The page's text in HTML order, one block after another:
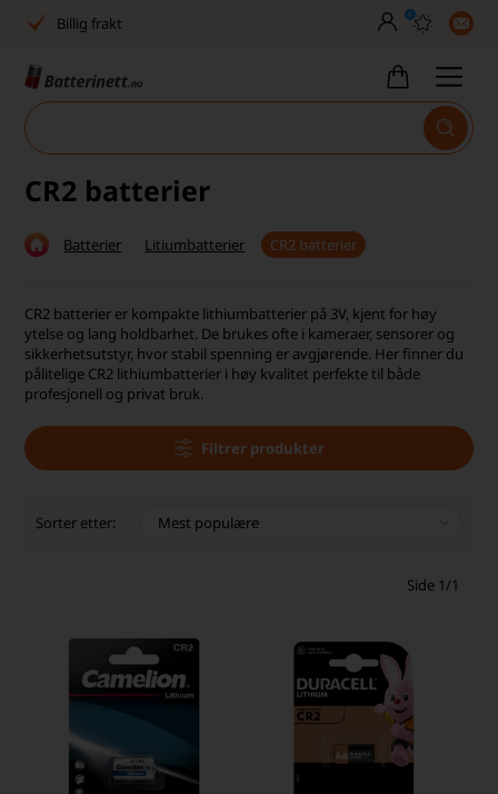
Billig frakt
Leveringstid 2-5 arbeidsdager
Toll, moms og avgifter inkludert
30 dagers full returrett
Tlf. er stengt uke 27–32
Høy kundetilfredshet
0
CR2 batterier
Batterier Litiumbatterier CR2 batterier
CR2 batterier er kompakte lithiumbatterier på 3V, kjent for høy
ytelse og lang holdbarhet. De brukes ofte i kameraer, sensorer og
sikkerhetsutstyr, hvor stabil spenning er avgjørende. Her finner du
pålitelige CR2 lithiumbatterier i høy kvalitet perfekte til både
profesjonell og privat bruk.
Filtrer produkter
Sorter etter:
Side 1/1